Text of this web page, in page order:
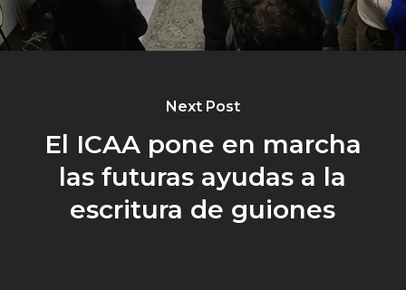
Next Post
El ICAA pone en marcha
las futuras ayudas a la
escritura de guiones